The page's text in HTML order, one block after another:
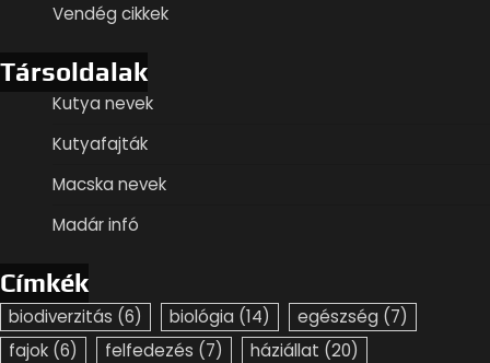
Vendég cikkek
Társoldalak
Kutya nevek
Kutyafajták
Macska nevek
Madár infó
Címkék
biodiverzitás (6) biológia (14) egészség (7)
fajok (6) felfedezés (7) háziállat (20)